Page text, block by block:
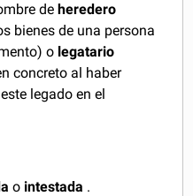
de heredero
bienes de una persona
o legatario
concreto al haber
legado en el
o intestada .